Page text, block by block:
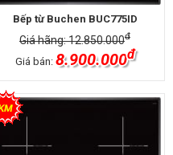
Bếp từ Buchen BUC775ID
Giá hãng: 12.850.000đ
Giá bán: 8.900.000đ